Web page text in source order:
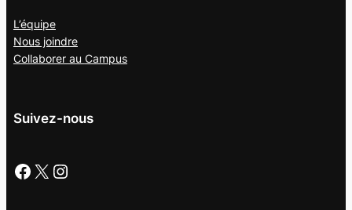
L’équipe
Nous joindre
Collaborer au Campus
Suivez-nous
Facebook X Instagram